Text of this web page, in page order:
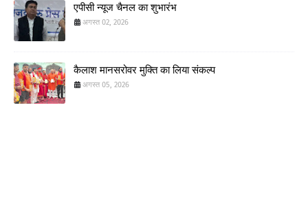
एपीसी न्यूज चैनल का शुभारंभ
अगस्त 02, 2026
कैलाश मानसरोवर मुक्ति का लिया संकल्प
अगस्त 05, 2026